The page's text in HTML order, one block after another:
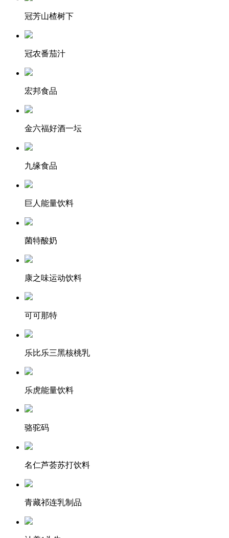
冠芳山楂树下
冠农番茄汁
宏邦食品
金六福好酒一坛
九缘食品
巨人能量饮料
菌特酸奶
康之味运动饮料
可可那特
乐比乐三黑核桃乳
乐虎能量饮料
骆驼码
名仁芦荟苏打饮料
青藏祁连乳制品